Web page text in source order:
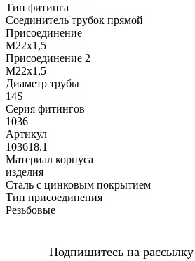
Тип фитинга
Соединитель трубок прямой
Присоединение
M22x1,5
Присоединение 2
M22x1,5
Диаметр трубы
14S
Серия фитингов
1036
Артикул
103618.1
Материал корпуса
изделия
Сталь с цинковым покрытием
Тип присоединения
Резьбовые
Подпишитесь на рассылку